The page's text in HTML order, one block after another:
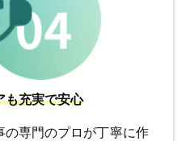
も充実で安心
の専門のプロが丁寧に作